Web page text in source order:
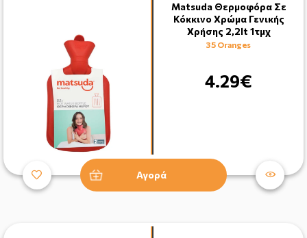
Matsuda Θερμοφόρα Σε
Κόκκινο Χρώμα Γενικής
Χρήσης 2,2lt 1τμχ
35 Oranges
4.29€
Αγορά